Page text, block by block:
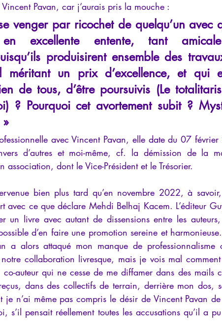
Pavan, car j’aurais pris la mouche :
venger par ricochet de quelqu’un avec
excellente entente, tant
produisirent ensemble des
méritant un prix d’excellence, et qui
de tous, d’être poursuivis (Le
? Pourquoi cet avortement subit ?
»
avec Vincent Pavan, elle date du 07
d’autres et moi-même, cf. la démission de la
association, dont le Vice-Président et le Trésorier.
bien plus tard qu’en novembre 2022, à
avec ce que déclare Mehdi Belhaj Kacem. L’éditeur
un livre avec autant de dissensions entre les
d’en faire une promotion sereine et
a alors attaqué mon manque de professionnalisme
collaboration livresque, mais je vois mal
auteur qui ne cesse de me diffamer dans des mails
dans des collectifs de terrain, derrière mon dos,
je n’ai même pas compris le désir de Vincent Pavan
s’il pensait réellement toutes les accusations qu’il a